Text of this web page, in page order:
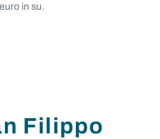
in su.
Filippo